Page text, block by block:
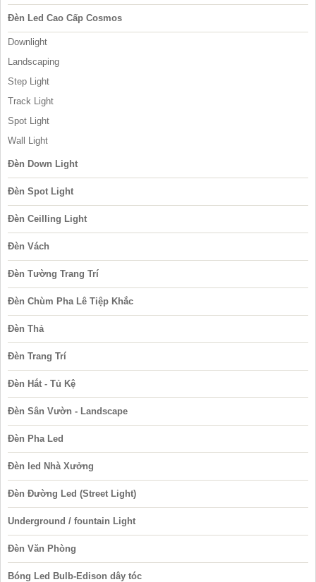
Đèn Led Cao Cấp Cosmos
Downlight
Landscaping
Step Light
Track Light
Spot Light
Wall Light
Đèn Down Light
Đèn Spot Light
Đèn Ceilling Light
Đèn Vách
Đèn Tường Trang Trí
Đèn Chùm Pha Lê Tiệp Khắc
Đèn Thả
Đèn Trang Trí
Đèn Hắt - Tủ Kệ
Đèn Sân Vườn - Landscape
Đèn Pha Led
Đèn led Nhà Xưởng
Đèn Đường Led (Street Light)
Underground / fountain Light
Đèn Văn Phòng
Bóng Led Bulb-Edison dây tóc